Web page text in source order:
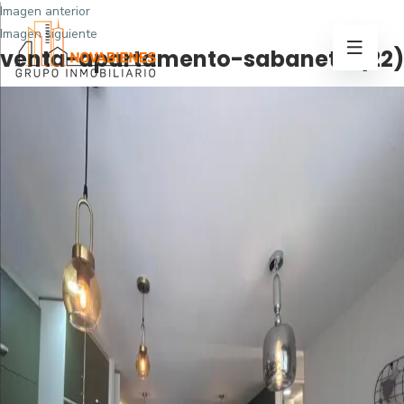
Imagen anterior
Imagen siguiente
venta-apartamento-sabaneta (22)